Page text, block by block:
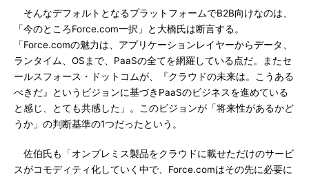
そんなデフォルトとなるプラットフォームでB2B向けなのは、
「今のところForce.com一択」と大橋氏は断言する。
「Force.comの魅力は、アプリケーションレイヤーからデータ、
ランタイム、OSまで、PaaSの全てを網羅している点だ。またセ
ールスフォース・ドットコムが、『クラウドの未来は。こうある
べきだ』というビジョンに基づきPaaSのビジネスを進めている
と感じ、とても共感した」。このビジョンが「将来性があるかど
うか」の判断基準の1つだったという。
佐伯氏も「オンプレミス製品をクラウドに載せただけのサービ
スがコモディティ化していく中で、Force.comはその先に必要に